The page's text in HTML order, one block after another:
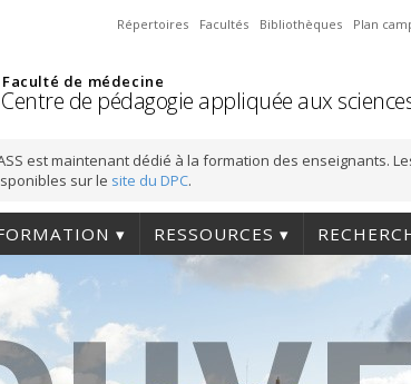
Répertoires Facultés Bibliothèques Plan
Faculté de médecine
Centre de pédagogie appliquée aux
est maintenant dédié à la formation des enseignants.
sur le site du DPC.
RESSOURCES